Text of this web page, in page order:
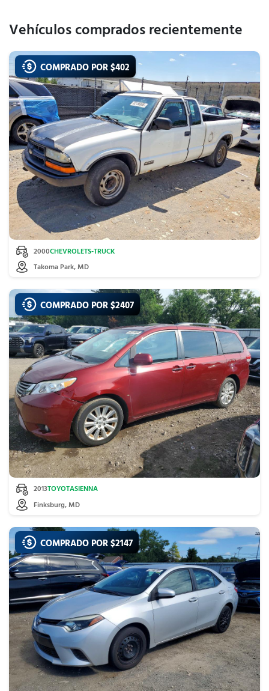
Vehículos comprados recientemente
COMPRADO POR $402
2000CHEVROLETS-TRUCK
Takoma Park, MD
COMPRADO POR $2407
2013TOYOTASIENNA
Finksburg, MD
COMPRADO POR $2147